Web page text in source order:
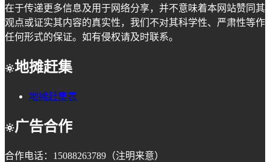
在于传递更多信息及用于网络分享，并不意味着本网站赞同其
观点或证实其内容的真实性，我们不对其科学性、严肃性等作
任何形式的保证。如有侵权请及时联系。
地摊赶集
地摊赶集表
广告合作
合作电话：15088263789（注明来意）